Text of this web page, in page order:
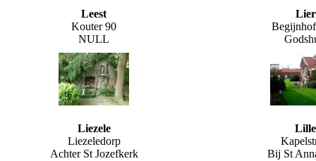
Leest
Kouter 90
NULL
Lier
Liezele
Liezeledorp
Achter St Jozefkerk
Lille
Bij St